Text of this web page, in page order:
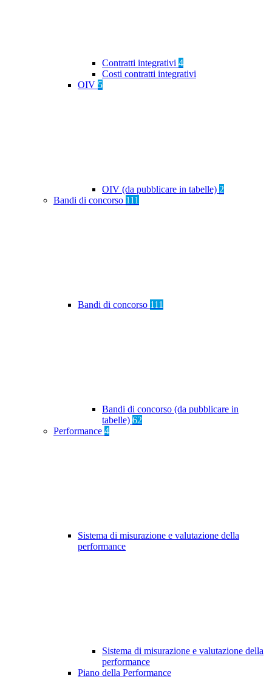
Contratti integrativi 4
Costi contratti integrativi
OIV 5
OIV (da pubblicare in tabelle) 2
Bandi di concorso 111
Bandi di concorso 111
Bandi di concorso (da pubblicare in
tabelle) 62
Performance 4
Sistema di misurazione e valutazione della
performance
Sistema di misurazione e valutazione della
performance
Piano della Performance